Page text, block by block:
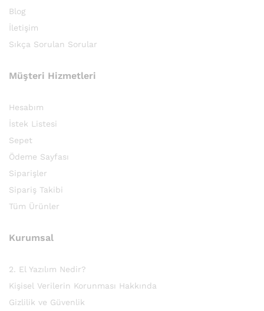
Blog
İletişim
Sıkça Sorulan Sorular
Müşteri Hizmetleri
Hesabım
İstek Listesi
Sepet
Ödeme Sayfası
Siparişler
Sipariş Takibi
Tüm Ürünler
Kurumsal
2. El Yazılım Nedir?
Kişisel Verilerin Korunması Hakkında
Gizlilik ve Güvenlik